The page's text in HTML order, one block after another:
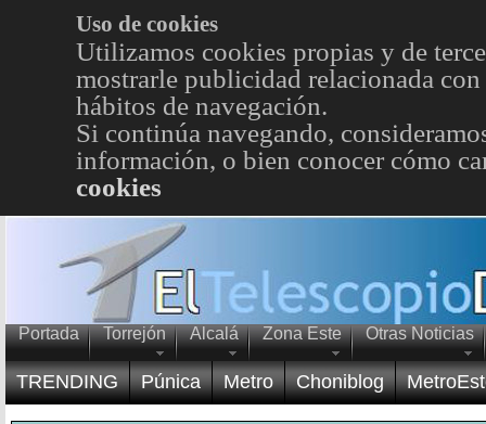
Uso de cookies
Utilizamos cookies propias y de
mostrarle publicidad relacionada
hábitos de navegación.
Si continúa navegando,
información, o bien conocer cómo
cookies
Portada Torrejón Alcalá Zona Este Otras Noticias
TRENDING Púnica Metro Choniblog